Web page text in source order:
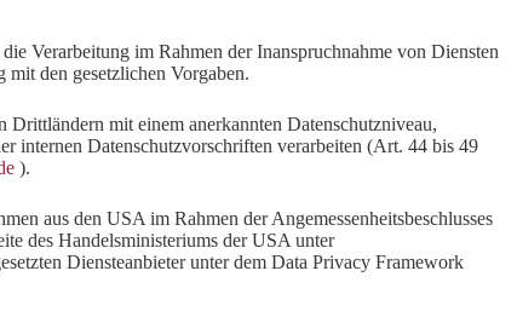
Verarbeitung im Rahmen der Inanspruchnahme von Diensten
den gesetzlichen Vorgaben.
mit einem anerkannten Datenschutzniveau,
internen Datenschutzvorschriften verarbeiten (Art. 44 bis 49
).
aus den USA im Rahmen der Angemessenheitsbeschlusses
des Handelsministeriums der USA unter
Diensteanbieter unter dem Data Privacy Framework